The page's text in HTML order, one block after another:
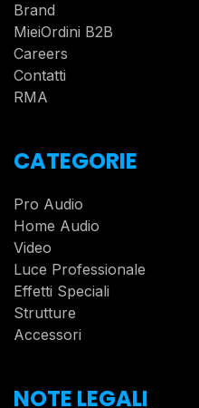
Brand
MieiOrdini B2B
Careers
Contatti
RMA
CATEGORIE
Pro Audio
Home Audio
Video
Luce Professionale
Effetti Speciali
Strutture
Accessori
NOTE LEGALI